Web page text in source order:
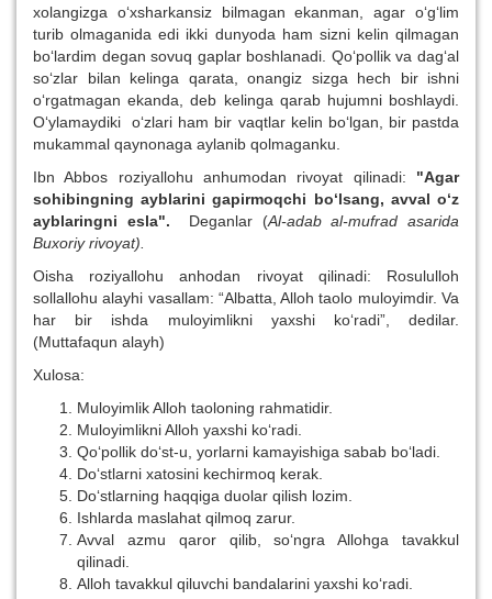
xolangizga o‘xsharkansiz bilmagan ekanman, agar o‘g‘lim
turib olmaganida edi ikki dunyoda ham sizni kelin qilmagan
bo‘lardim degan sovuq gaplar boshlanadi. Qo‘pollik va dag‘al
so‘zlar bilan kelinga qarata, onangiz sizga hech bir ishni
o‘rgatmagan ekanda, deb kelinga qarab hujumni boshlaydi.
O‘ylamaydiki o‘zlari ham bir vaqtlar kelin bo‘lgan, bir pastda
mukammal qaynonaga aylanib qolmaganku.
Ibn Abbos roziyallohu anhumodan rivoyat qilinadi: "Agar
sohibingning ayblarini gapirmoqchi bo‘lsang, avval o‘z
ayblaringni esla". Deganlar (Al-adab al-mufrad asarida
Buxoriy rivoyat).
Oisha roziyallohu anhodan rivoyat qilinadi: Rosululloh
sollallohu alayhi vasallam: “Albatta, Alloh taolo muloyimdir. Va
har bir ishda muloyimlikni yaxshi ko‘radi”, dedilar.
(Muttafaqun alayh)
Xulosa:
Muloyimlik Alloh taoloning rahmatidir.
Muloyimlikni Alloh yaxshi ko‘radi.
Qo‘pollik do‘st-u, yorlarni kamayishiga sabab bo‘ladi.
Do‘stlarni xatosini kechirmoq kerak.
Do‘stlarning haqqiga duolar qilish lozim.
Ishlarda maslahat qilmoq zarur.
Avval azmu qaror qilib, so‘ngra Allohga tavakkul
qilinadi.
Alloh tavakkul qiluvchi bandalarini yaxshi ko‘radi.